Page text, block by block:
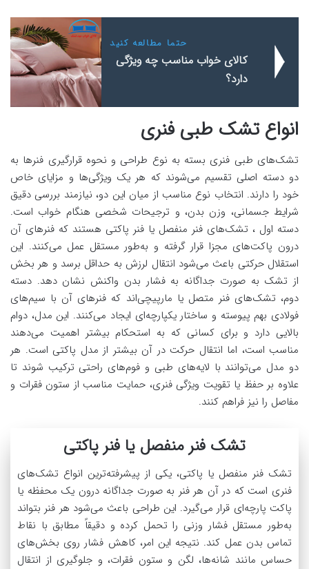
حتما مطالعه کنید
کالای خواب مناسب چه ویژگی
دارد؟
انواع تشک طبی فنری
تشک‌های طبی فنری بسته به نوع طراحی و نحوه قرارگیری فنرها به
دو دسته اصلی تقسیم می‌شوند که هر یک ویژگی‌ها و مزایای خاص
خود را دارند. انتخاب نوع مناسب از میان این دو، نیازمند بررسی دقیق
شرایط جسمانی، وزن بدن، و ترجیحات شخصی هنگام خواب است.
دسته اول ، تشک‌های فنر منفصل یا فنر پاکتی هستند که فنرهای آن
درون پاکت‌های مجزا قرار گرفته و به‌طور مستقل عمل می‌کنند. این
استقلال حرکتی باعث می‌شود انتقال لرزش به حداقل برسد و هر بخش
از تشک به صورت جداگانه به فشار بدن واکنش نشان دهد. دسته
دوم، تشک‌های فنر متصل یا مارپیچی‌اند که فنرهای آن با سیم‌های
فولادی بهم پیوسته و ساختار یکپارچه‌ای ایجاد می‌کنند. این مدل، دوام
بالایی دارد و برای کسانی که به استحکام بیشتر اهمیت می‌دهند
مناسب است، اما انتقال حرکت در آن بیشتر از مدل پاکتی است. هر
دو مدل می‌توانند با لایه‌های طبی و فوم‌های راحتی ترکیب شوند تا
علاوه بر حفظ یا تقویت ویژگی فنری، حمایت مناسب از ستون فقرات و
مفاصل را نیز فراهم کنند.
تشک فنر منفصل یا فنر پاکتی
تشک فنر منفصل یا پاکتی، یکی از پیشرفته‌ترین انواع تشک‌های
فنری است که در آن هر فنر به صورت جداگانه درون یک محفظه یا
پاکت پارچه‌ای قرار می‌گیرد. این طراحی باعث می‌شود هر فنر بتواند
به‌طور مستقل فشار وزنی را تحمل کرده و دقیقاً مطابق با نقاط
تماس بدن عمل کند. نتیجه این امر، کاهش فشار روی بخش‌های
حساس مانند شانه‌ها، لگن و ستون فقرات، و جلوگیری از انتقال